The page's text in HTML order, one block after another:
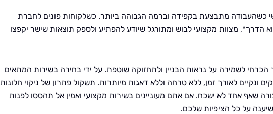
כשהעבודה מתבצעת בקפידה וברמה הגבוהה ביותר. כשלקוחות פונים לחברת
הדרך*, מצוות מקצועי לבוש ומתורגל שיודע להפתיע ולספק תוצאות שישר יקפצו
הכרחי לשמירה על נראות הבניין ולתחזוקה שוטפת. על ידי בחירה בשירות המתאים
ונקיים לאורך זמן, ללא טרחה וללא דאגות מיותרות. תשקול פתרון של ניקוי חלונות
שאף אחד לא ישכח. אם אתם מעוניינים בשירות מקצועי ואמין אל תהססו לפנות
שיענה על כל הציפיות שלכם.